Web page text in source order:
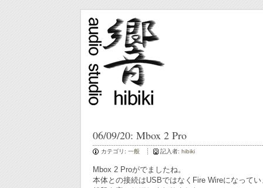
06/09/20: Mbox 2 Pro
カテゴリ: 一般 記入者: hibiki
Mbox 2 Proがでましたね。
本体との接続はUSBではなくFire Wireになって